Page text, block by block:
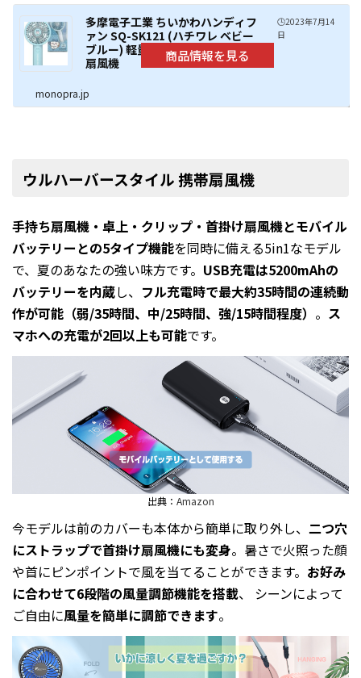
多摩電子工業 ちいかわハンディフ
ァン SQ-SK121 (ハチワレ ベビー
ブルー) 軽量＆コンパクト手持ち
扇風機
🕒️2023年7月14
日
monopra.jp
ウルハーバースタイル 携帯扇風機
手持ち扇風機・卓上・クリップ・首掛け扇風機とモバイル
バッテリーとの5タイプ機能を同時に備える5in1なモデル
で、夏のあなたの強い味方です。 USB充電は5200mAhの
バッテリーを内蔵し、 フル充電時で最大約35時間の連続動
作が可能（弱/35時間、中/25時間、強/15時間程度） 。 ス
マホへの充電が2回以上も可能です。
出典： Amazon
今モデルは前のカバーも本体から簡単に取り外し、 二つ穴
にストラップで首掛け扇風機にも変身。暑さで火照った顔
や首にピンポイントで風を当てることができます。 お好み
に合わせて6段階の風量調節機能を搭載、 シーンによって
ご自由に風量を簡単に調節できます。